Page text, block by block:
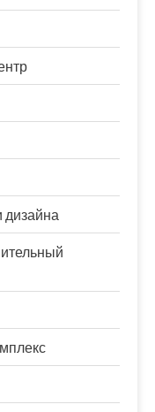
дизайна